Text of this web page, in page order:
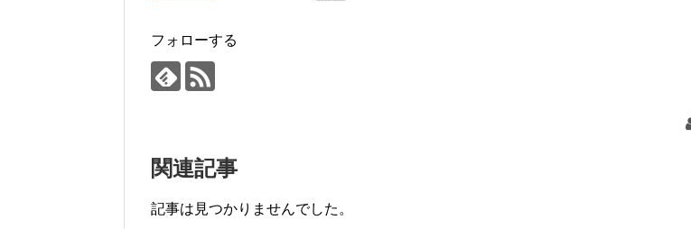
フォローする
関連記事
記事は見つかりませんでした。